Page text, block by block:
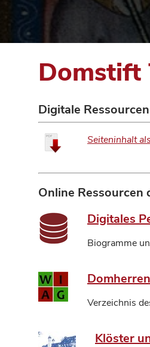
Domstift
Digitale
Seiteninhalt
Online Ressourcen
Digitales
Biogramme
Verzeichnis
Klöster